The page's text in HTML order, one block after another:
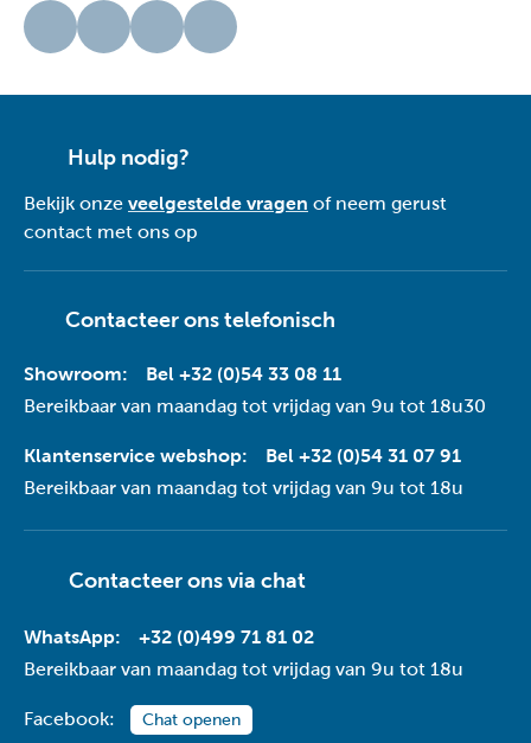
Hulp nodig?
Bekijk onze veelgestelde vragen of neem gerust
contact met ons op
Contacteer ons telefonisch
Showroom:
Bel +32 (0)54 33 08 11
Bereikbaar van maandag tot vrijdag van 9u tot 18u30
Klantenservice webshop:
Bel +32 (0)54 31 07 91
Bereikbaar van maandag tot vrijdag van 9u tot 18u
Contacteer ons via chat
WhatsApp:
+32 (0)499 71 81 02
Bereikbaar van maandag tot vrijdag van 9u tot 18u
Facebook: Chat openen